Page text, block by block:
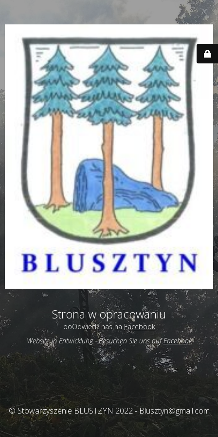
Strona w opracowaniu
ooOdwiedź nas na Facebook
Website in Entwicklung -Besuchen Sie uns auf Facebook
© Stowarzyszenie BLUSTZYN 2022 - Blusztyn@gmail.com